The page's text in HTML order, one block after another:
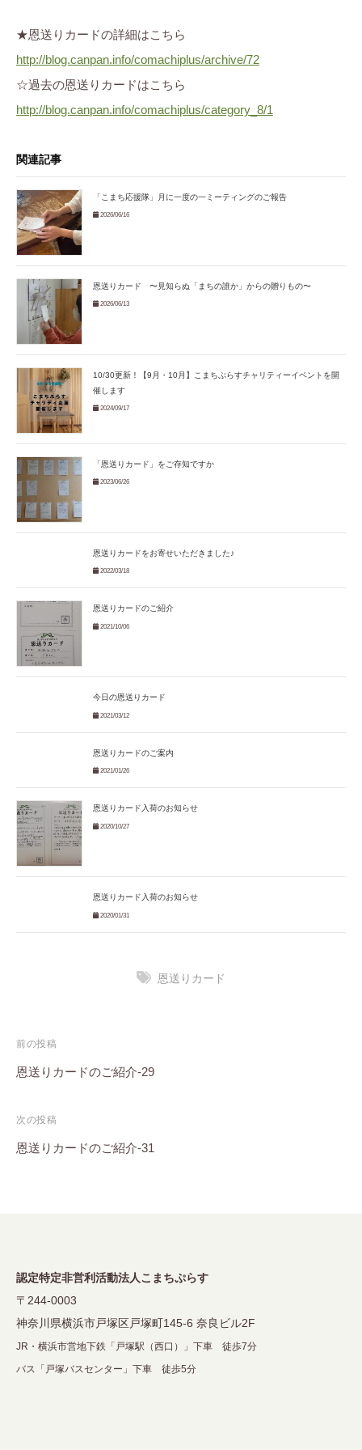
★恩送りカードの詳細はこちら
http://blog.canpan.info/comachiplus/archive/72
☆過去の恩送りカードはこちら
http://blog.canpan.info/comachiplus/category_8/1
関連記事
「こまち応援隊」月に一度の一ミーティングのご報告
2026/06/16
恩送りカード 〜見知らぬ「まちの誰か」からの贈りもの〜
2026/06/13
10/30更新！【9月・10月】こまちぷらすチャリティーイベントを開
催します
2024/09/17
「恩送りカード」をご存知ですか
2023/06/26
恩送りカードをお寄せいただきました♪
2022/03/18
恩送りカードのご紹介
2021/10/06
今日の恩送りカード
2021/03/12
恩送りカードのご案内
2021/01/26
恩送りカード入荷のお知らせ
2020/10/27
恩送りカード入荷のお知らせ
2020/01/31
恩送りカード
投
稿
ビ
ゲ
ン
前の投稿
恩送りカードのご紹介-29
次の投稿
恩送りカードのご紹介-31
認定特定非営利活動法人こまちぷらす
〒244-0003
神奈川県横浜市戸塚区戸塚町145-6 奈良ビル2F
JR・横浜市営地下鉄「戸塚駅（西口）」下車 徒歩7分
バス「戸塚バスセンター」下車 徒歩5分